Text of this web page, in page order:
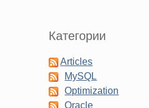
Категории
Articles
MySQL
Optimization
Oracle